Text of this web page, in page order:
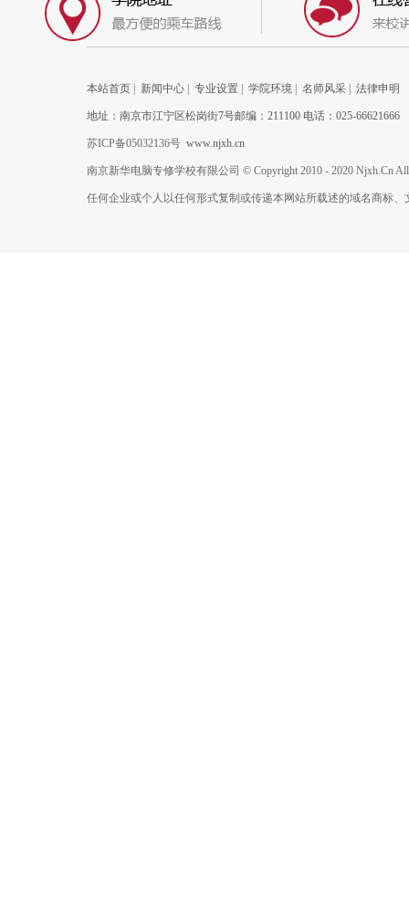
本站首页 新闻中心 专业设置 学院环境 名师风采 法律申明
地址：南京市江宁区松岗街7号邮编：211100 电话：025-66621666
苏ICP备05032136号 www.njxh.cn
南京新华电脑专修学校有限公司 © Copyright 2010 - 2020 Njxh.Cn All
任何企业或个人以任何形式复制或传递本网站所载述的域名商标